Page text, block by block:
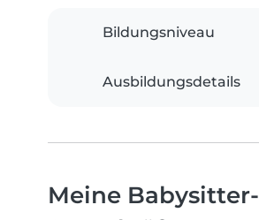
Bildungsniveau
Ausbildungsdetails
Meine Babysitter-